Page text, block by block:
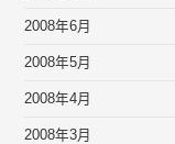
2008年6月
2008年5月
2008年4月
2008年3月